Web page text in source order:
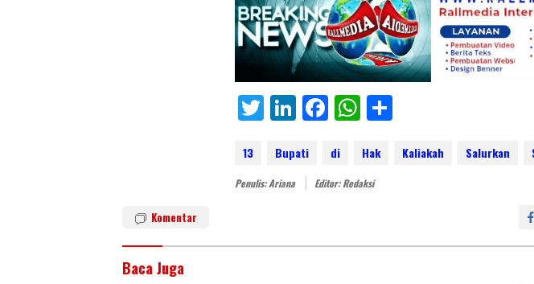
T
itt
er
Li
k
e
n
F
e
b
o
W
at
s
p
ar
13 Bupati di Hak Kaliakah Salurkan
Penulis: Ariana Editor: Redaksi
Komentar
Baca Juga